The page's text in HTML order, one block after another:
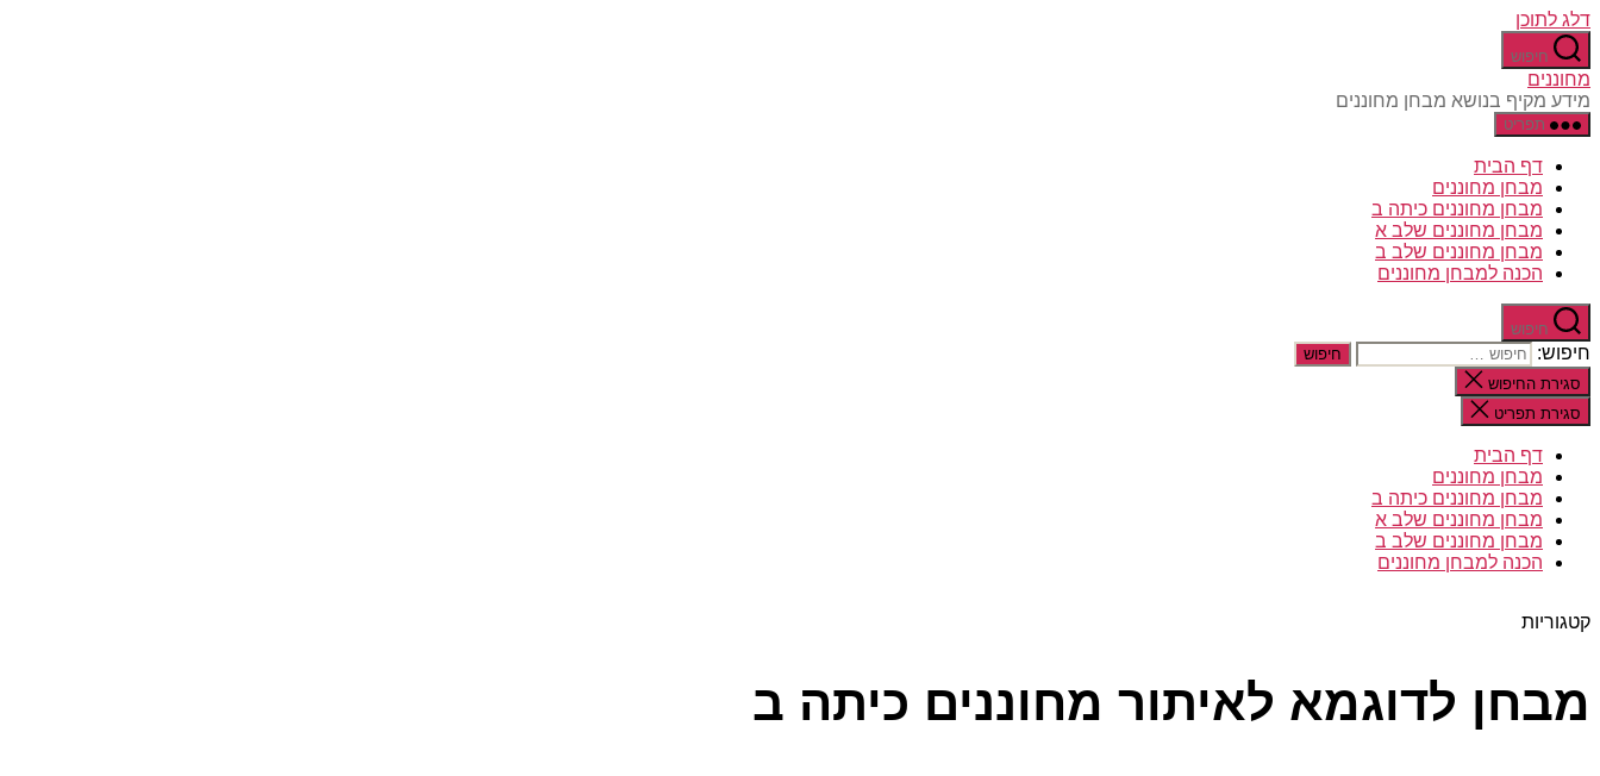
דלג לתוכן
חיפוש
מחוננים
מידע מקיף בנושא מבחן מחוננים
תפריט
דף הבית
מבחן מחוננים
מבחן מחוננים כיתה ב
מבחן מחוננים שלב א
מבחן מחוננים שלב ב
הכנה למבחן מחוננים
חיפוש
חיפוש:
סגירת החיפוש
סגירת תפריט
דף הבית
מבחן מחוננים
מבחן מחוננים כיתה ב
מבחן מחוננים שלב א
מבחן מחוננים שלב ב
הכנה למבחן מחוננים
קטגוריות
מבחן לדוגמא לאיתור מחוננים כיתה ב